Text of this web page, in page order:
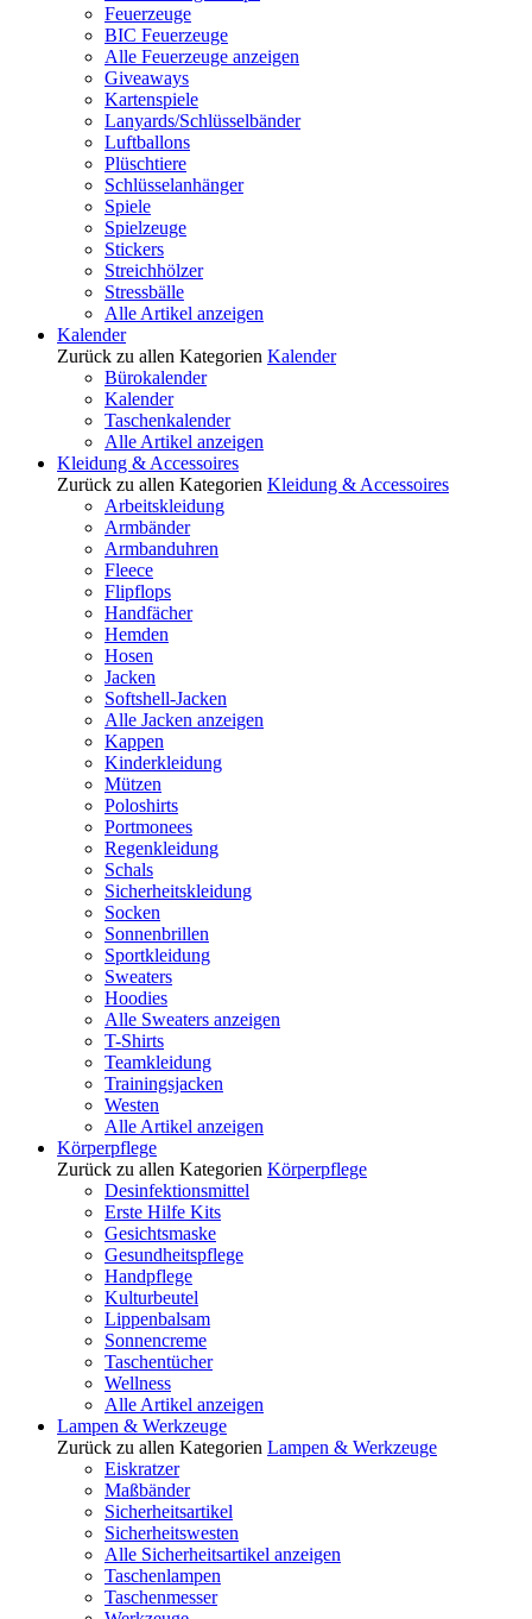
Feuerzeuge
BIC Feuerzeuge
Alle Feuerzeuge anzeigen
Giveaways
Kartenspiele
Lanyards/Schlüsselbänder
Luftballons
Plüschtiere
Schlüsselanhänger
Spiele
Spielzeuge
Stickers
Streichhölzer
Stressbälle
Alle Artikel anzeigen
Kalender
Zurück zu allen Kategorien Kalender
Bürokalender
Kalender
Taschenkalender
Alle Artikel anzeigen
Kleidung & Accessoires
Zurück zu allen Kategorien Kleidung & Accessoires
Arbeitskleidung
Armbänder
Armbanduhren
Fleece
Flipflops
Handfächer
Hemden
Hosen
Jacken
Softshell-Jacken
Alle Jacken anzeigen
Kappen
Kinderkleidung
Mützen
Poloshirts
Portmonees
Regenkleidung
Schals
Sicherheitskleidung
Socken
Sonnenbrillen
Sportkleidung
Sweaters
Hoodies
Alle Sweaters anzeigen
T-Shirts
Teamkleidung
Trainingsjacken
Westen
Alle Artikel anzeigen
Körperpflege
Zurück zu allen Kategorien Körperpflege
Desinfektionsmittel
Erste Hilfe Kits
Gesichtsmaske
Gesundheitspflege
Handpflege
Kulturbeutel
Lippenbalsam
Sonnencreme
Taschentücher
Wellness
Alle Artikel anzeigen
Lampen & Werkzeuge
Zurück zu allen Kategorien Lampen & Werkzeuge
Eiskratzer
Maßbänder
Sicherheitsartikel
Sicherheitswesten
Alle Sicherheitsartikel anzeigen
Taschenlampen
Taschenmesser